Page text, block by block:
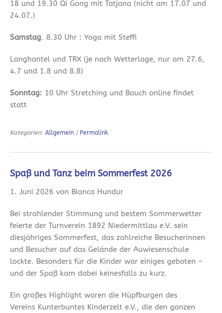
18 und 19.30 Qi Gong mit Tatjana (nicht am 17.07 und
24.07.)
Samstag. 8.30 Uhr : Yoga mit Steffi
Langhantel und TRX (je nach Wetterlage, nur am 27.6,
4.7 und 1.8 und 8.8)
Sonntag: 10 Uhr Stretching und Bauch online findet
statt
Kategorien: Allgemein | Permalink
Spaß und Tanz beim Sommerfest 2026
1. Juni 2026 von Bianca Hundur
Bei strahlender Stimmung und bestem Sommerwetter
feierte der Turnverein 1892 Niedermittlau e.V. sein
diesjähriges Sommerfest, das zahlreiche Besucherinnen
und Besucher auf das Gelände der Auwiesenschule
lockte. Besonders für die Kinder war einiges geboten –
und der Spaß kam dabei keinesfalls zu kurz.
Ein großes Highlight waren die Hüpfburgen des
Vereins Kunterbuntes Kinderzelt e.V., die den ganzen